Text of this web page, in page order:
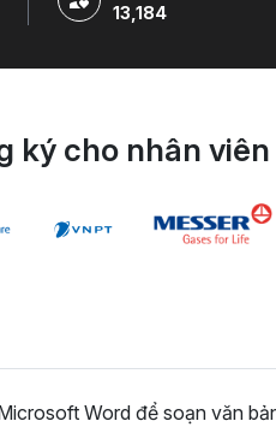
13,184
ký cho nhân viên
Word để soạn văn